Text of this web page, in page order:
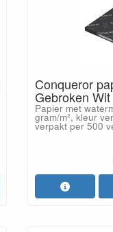
Conqueror
Gebroken
Papier met
gram/m², kleur
verpakt per 500